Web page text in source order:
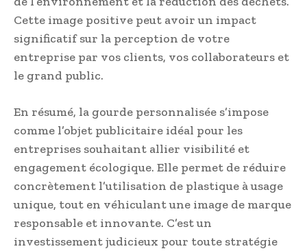
Cette image positive peut avoir un impact
significatif sur la perception de votre
entreprise par vos clients, vos collaborateurs et
le grand public.
En résumé, la gourde personnalisée s’impose
comme l’objet publicitaire idéal pour les
entreprises souhaitant allier visibilité et
engagement écologique. Elle permet de réduire
concrètement l’utilisation de plastique à usage
unique, tout en véhiculant une image de marque
responsable et innovante. C’est un
investissement judicieux pour toute stratégie